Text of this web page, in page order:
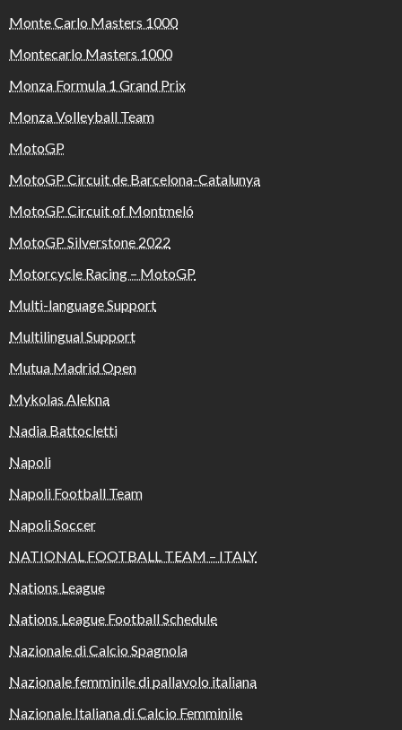
Monte Carlo Masters 1000
Montecarlo Masters 1000
Monza Formula 1 Grand Prix
Monza Volleyball Team
MotoGP
MotoGP Circuit de Barcelona-Catalunya
MotoGP Circuit of Montmeló
MotoGP Silverstone 2022
Motorcycle Racing – MotoGP
Multi-language Support
Multilingual Support
Mutua Madrid Open
Mykolas Alekna
Nadia Battocletti
Napoli
Napoli Football Team
Napoli Soccer
NATIONAL FOOTBALL TEAM – ITALY
Nations League
Nations League Football Schedule
Nazionale di Calcio Spagnola
Nazionale femminile di pallavolo italiana
Nazionale Italiana di Calcio Femminile